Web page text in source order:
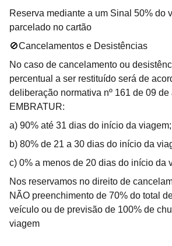
Reserva mediante a um Sinal 50% do
parcelado no cartão
🚫Cancelamentos e Desistências
No caso de cancelamento ou
percentual a ser restituído será de
deliberação normativa nº 161 de 09
EMBRATUR:
a) 90% até 31 dias do início da viagem;
b) 80% de 21 a 30 dias do início da
c) 0% a menos de 20 dias do início da
Nos reservamos no direito de
NÃO preenchimento de 70% do total
veículo ou de previsão de 100% de
viagem